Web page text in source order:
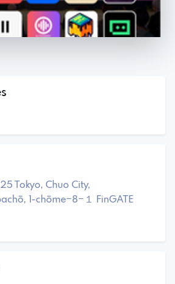
Tokyo, Chuo City,
1-chōme−8−１ FinGATE